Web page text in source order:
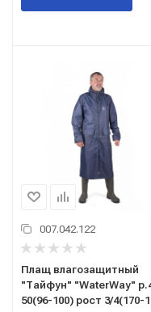
007.042.122
Плащ влагозащитный
"Тайфун" "WaterWay"
50(96-100) рост 3/4(170-